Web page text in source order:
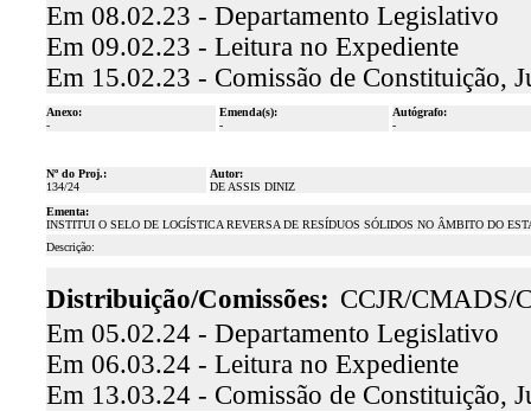
Em 08.02.23 - Departamento Legislativo
Em 09.02.23 - Leitura no Expediente
Em 15.02.23 - Comissão de Constituição,
Anexo:
-
Emenda(s):
-
Autógrafo:
-
Nº do Proj.:
134/24
Autor:
DE ASSIS DINIZ
Ementa:
INSTITUI O SELO DE LOGÍSTICA REVERSA DE RESÍDUOS SÓLIDOS NO ÂMBITO DO
Descrição:
Distribuição/Comissões: CCJR/CMADS/
Em 05.02.24 - Departamento Legislativo
Em 06.03.24 - Leitura no Expediente
Em 13.03.24 - Comissão de Constituição,